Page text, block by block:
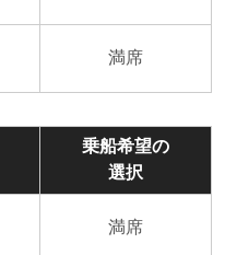
満席
乗船希望の
選択
満席